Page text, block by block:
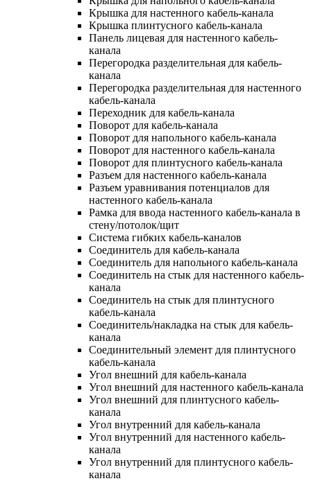
Крышка для настенного кабель-канала
Крышка плинтусного кабель-канала
Панель лицевая для настенного кабель-
канала
Перегородка разделительная для кабель-
канала
Перегородка разделительная для настенного
кабель-канала
Переходник для кабель-канала
Поворот для кабель-канала
Поворот для напольного кабель-канала
Поворот для настенного кабель-канала
Поворот для плинтусного кабель-канала
Разъем для настенного кабель-канала
Разъем уравнивания потенциалов для
настенного кабель-канала
Рамка для ввода настенного кабель-канала в
стену/потолок/щит
Система гибких кабель-каналов
Соединитель для кабель-канала
Соединитель для напольного кабель-канала
Соединитель на стык для настенного кабель-
канала
Соединитель на стык для плинтусного
кабель-канала
Соединитель/накладка на стык для кабель-
канала
Соединительный элемент для плинтусного
кабель-канала
Угол внешний для кабель-канала
Угол внешний для настенного кабель-канала
Угол внешний для плинтусного кабель-
канала
Угол внутренний для кабель-канала
Угол внутренний для настенного кабель-
канала
Угол внутренний для плинтусного кабель-
канала